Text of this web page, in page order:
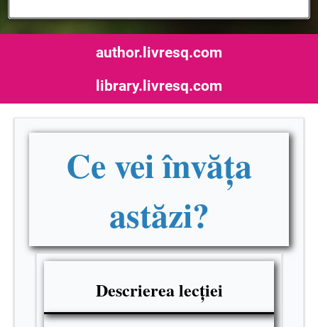
author.livresq.com
library.livresq.com
Ce vei învăța
astăzi?
Descrierea lecției